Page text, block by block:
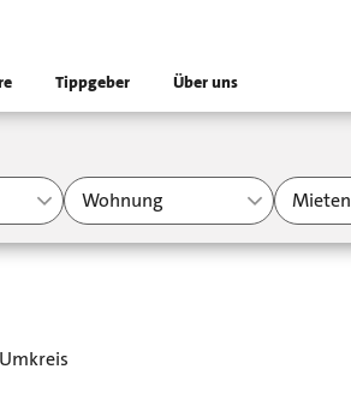
Tippgeber Über uns
Wohnung Mieten